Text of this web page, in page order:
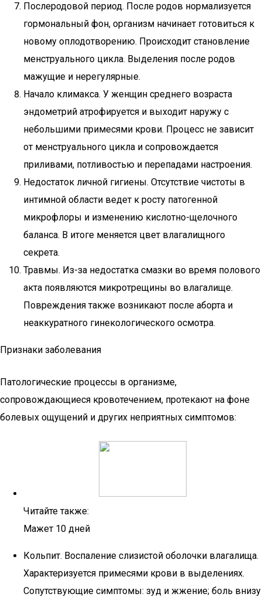
Послеродовой период. После родов нормализуется
гормональный фон, организм начинает готовиться к
новому оплодотворению. Происходит становление
менструального цикла. Выделения после родов
мажущие и нерегулярные.
Начало климакса. У женщин среднего возраста
эндометрий атрофируется и выходит наружу с
небольшими примесями крови. Процесс не зависит
от менструального цикла и сопровождается
приливами, потливостью и перепадами настроения.
Недостаток личной гигиены. Отсутствие чистоты в
интимной области ведет к росту патогенной
микрофлоры и изменению кислотно-щелочного
баланса. В итоге меняется цвет влагалищного
секрета.
Травмы. Из-за недостатка смазки во время полового
акта появляются микротрещины во влагалище.
Повреждения также возникают после аборта и
неаккуратного гинекологического осмотра.
Признаки заболевания
Патологические процессы в организме,
сопровождающиеся кровотечением, протекают на фоне
болевых ощущений и других неприятных симптомов:
Читайте также:
Мажет 10 дней
Кольпит. Воспаление слизистой оболочки влагалища.
Характеризуется примесями крови в выделениях.
Сопутствующие симптомы: зуд и жжение; боль внизу